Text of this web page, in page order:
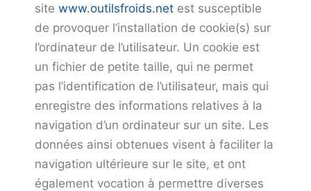
site www.outilsfroids.net est susceptible
de provoquer l’installation de cookie(s) sur
l’ordinateur de l’utilisateur. Un cookie est
un fichier de petite taille, qui ne permet
pas l’identification de l’utilisateur, mais qui
enregistre des informations relatives à la
navigation d’un ordinateur sur un site. Les
données ainsi obtenues visent à faciliter la
navigation ultérieure sur le site, et ont
également vocation à permettre diverses